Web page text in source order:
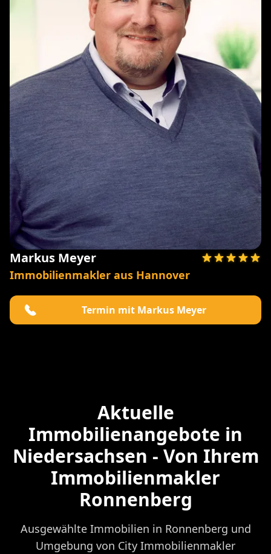
Markus Meyer
Immobilienmakler aus Hannover
Termin mit Markus Meyer
Aktuelle
Immobilienangebote in
Niedersachsen - Von Ihrem
Immobilienmakler
Ronnenberg
Ausgewählte Immobilien in Ronnenberg und
Umgebung von City Immobilienmakler